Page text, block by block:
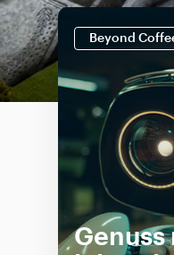
Beyond
Genuss